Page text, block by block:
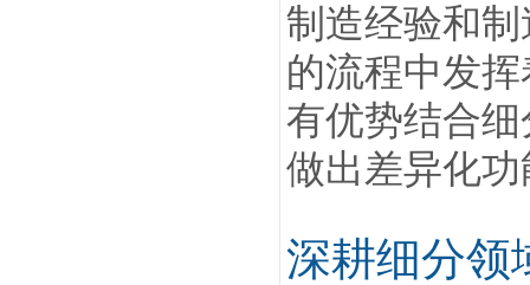
制造经验和
的流程中发
有优势结合
做出差异化
深耕细分领